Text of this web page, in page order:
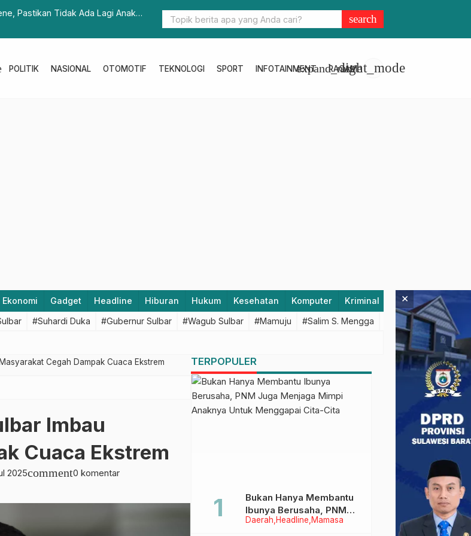
Kontijensi Bencana 2025 Ada Warga Isman, Ini Dilakukan Bhabinkamtibmas Lilimori
search
POLITIK NASIONAL OTOMOTIF TEKNOLOGI SPORT INFOTAINMENT RAGAM
expand_morelight_mode
Ekonomi Gadget Headline Hiburan Hukum Kesehatan Komputer Kriminal Lifestyle
#Suhardi Duka #Gubernur Sulbar #Wagub Sulbar #Mamuju #Salim S. Mengga #featured #Polda
Cegah Dampak Cuaca Ekstrem
Imbau
Cuaca Ekstrem
2025comment0 komentar
TERPOPULER
Daerah Headline Mamasa
Bukan Hanya Membantu
Ibunya Berusaha, PNM
Juga Menjaga Mimpi
×